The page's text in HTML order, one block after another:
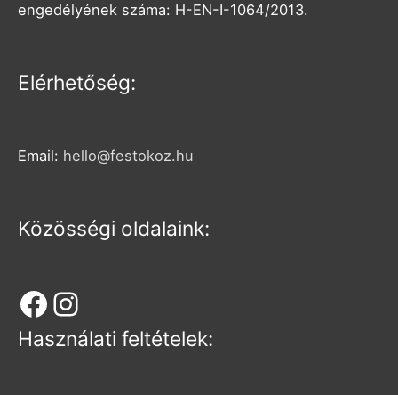
engedélyének száma: H-EN-I-1064/2013.
Elérhetőség:
Email: hello@festokoz.hu
Közösségi oldalaink:
Facebook
Instagram
Használati feltételek: